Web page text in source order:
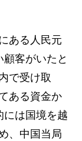
ある人民元
客がいたと
で受け取
ある資金か
には国境を越
、中国当局